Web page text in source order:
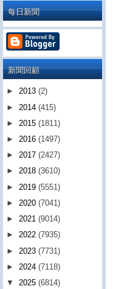
每日新聞
新聞回顧
► 2013 (2)
► 2014 (415)
► 2015 (1811)
► 2016 (1497)
► 2017 (2427)
► 2018 (3610)
► 2019 (5551)
► 2020 (7041)
► 2021 (9014)
► 2022 (7935)
► 2023 (7731)
► 2024 (7118)
▼ 2025 (6814)